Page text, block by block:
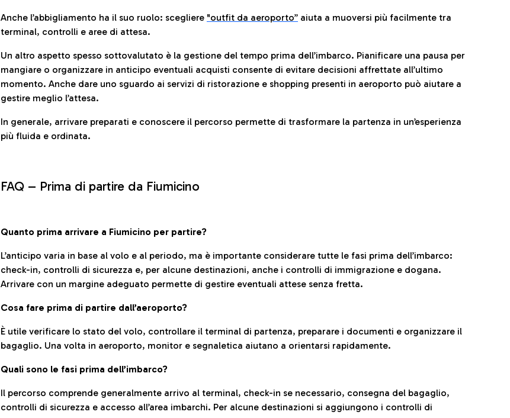
Anche l’abbigliamento ha il suo ruolo: scegliere "outfit da aeroporto” aiuta a muoversi più facilmente tra
terminal, controlli e aree di attesa.
Un altro aspetto spesso sottovalutato è la gestione del tempo prima dell’imbarco. Pianificare una pausa per
mangiare o organizzare in anticipo eventuali acquisti consente di evitare decisioni affrettate all’ultimo
momento. Anche dare uno sguardo ai servizi di ristorazione e shopping presenti in aeroporto può aiutare a
gestire meglio l’attesa.
In generale, arrivare preparati e conoscere il percorso permette di trasformare la partenza in un’esperienza
più fluida e ordinata.
FAQ – Prima di partire da Fiumicino
Quanto prima arrivare a Fiumicino per partire?
L’anticipo varia in base al volo e al periodo, ma è importante considerare tutte le fasi prima dell’imbarco:
check-in, controlli di sicurezza e, per alcune destinazioni, anche i controlli di immigrazione e dogana.
Arrivare con un margine adeguato permette di gestire eventuali attese senza fretta.
Cosa fare prima di partire dall’aeroporto?
È utile verificare lo stato del volo, controllare il terminal di partenza, preparare i documenti e organizzare il
bagaglio. Una volta in aeroporto, monitor e segnaletica aiutano a orientarsi rapidamente.
Quali sono le fasi prima dell’imbarco?
Il percorso comprende generalmente arrivo al terminal, check-in se necessario, consegna del bagaglio,
controlli di sicurezza e accesso all’area imbarchi. Per alcune destinazioni si aggiungono i controlli di